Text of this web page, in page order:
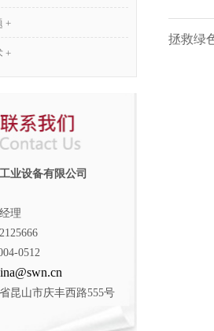
+
+
业设备有限公司
理
0512
昆山市庆丰西路555号
拯救绿